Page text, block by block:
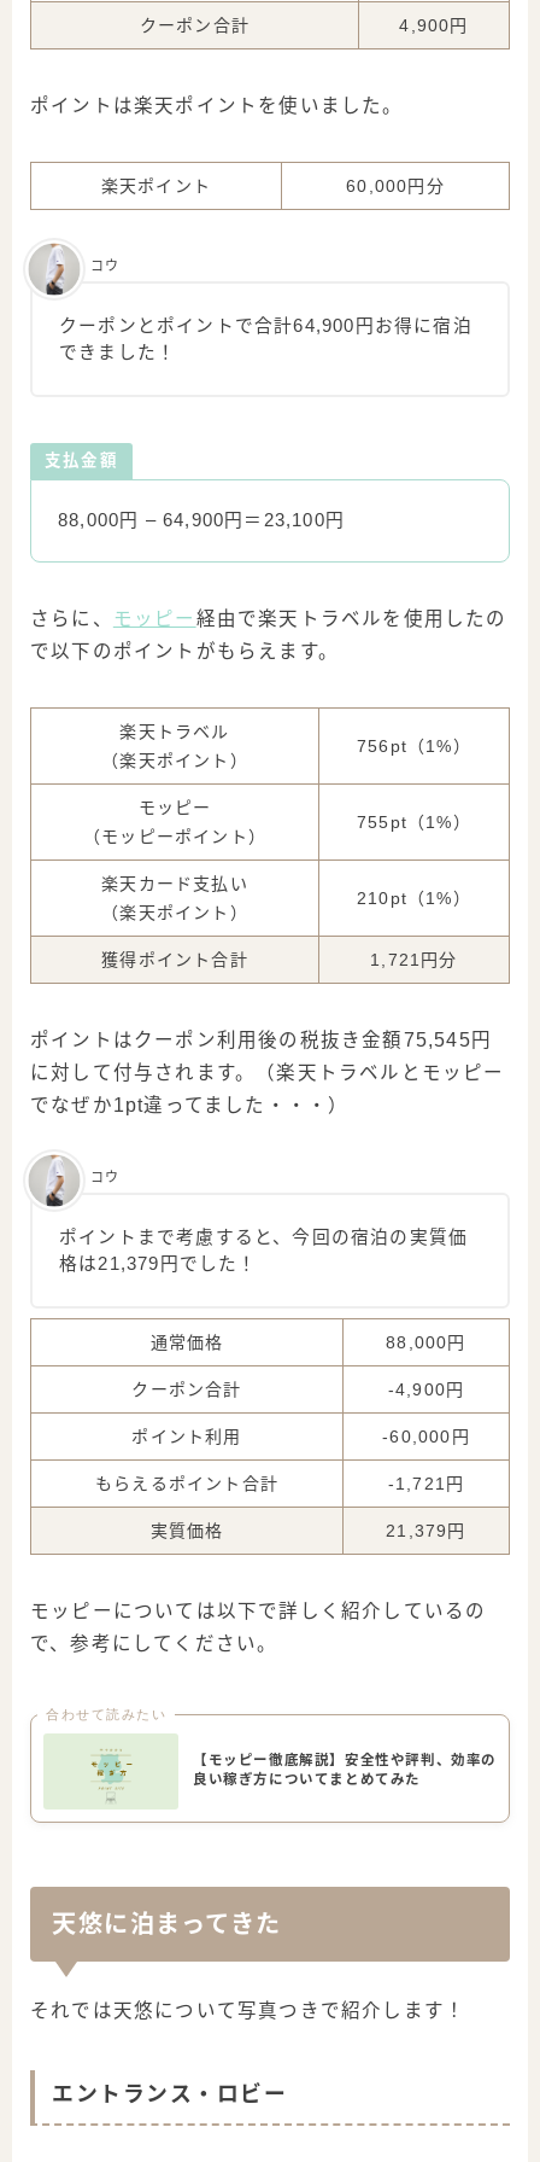
クーポン合計 4,900円
ポイントは楽天ポイントを使いました。
楽天ポイント 60,000円分
クーポンとポイントで合計64,900円お得に宿泊
できました！
コウ
支払金額
88,000円 – 64,900円＝23,100円
さらに、 モッピー 経由で楽天トラベルを使用したの
で以下のポイントがもらえます。
楽天トラベル
（楽天ポイント）
756pt（1%）
モッピー
（モッピーポイント）
755pt（1%）
楽天カード支払い
（楽天ポイント）
210pt（1%）
獲得ポイント合計 1,721円分
ポイントはクーポン利用後の税抜き金額75,545円
に対して付与されます。（楽天トラベルとモッピー
でなぜか1pt違ってました・・・）
ポイントまで考慮すると、今回の宿泊の実質価
格は21,379円でした！
コウ
通常価格 88,000円
クーポン合計 -4,900円
ポイント利用 -60,000円
もらえるポイント合計 -1,721円
実質価格 21,379円
モッピーについては以下で詳しく紹介しているの
で、参考にしてください。
合わせて読みたい
【モッピー徹底解説】安全性や評判、効率の
良い稼ぎ方についてまとめてみた
天悠に泊まってきた
それでは天悠について写真つきで紹介します！
エントランス・ロビー